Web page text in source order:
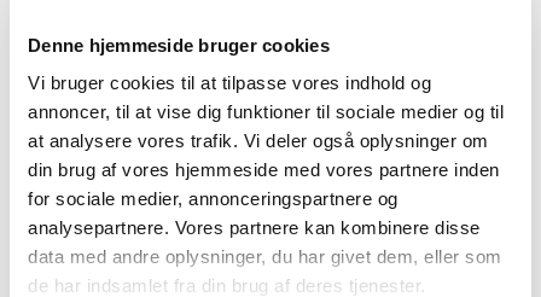
Denne hjemmeside bruger cookies
Vi bruger cookies til at tilpasse vores indhold og
annoncer, til at vise dig funktioner til sociale medier og til
at analysere vores trafik. Vi deler også oplysninger om
din brug af vores hjemmeside med vores partnere inden
for sociale medier, annonceringspartnere og
analysepartnere. Vores partnere kan kombinere disse
data med andre oplysninger, du har givet dem, eller som
de har indsamlet fra din brug af deres tjenester.
Tlf:4332
8113
Enes Kilic
Tlf:4332 8114
Mail:​ ​​enk@bba.dk​​